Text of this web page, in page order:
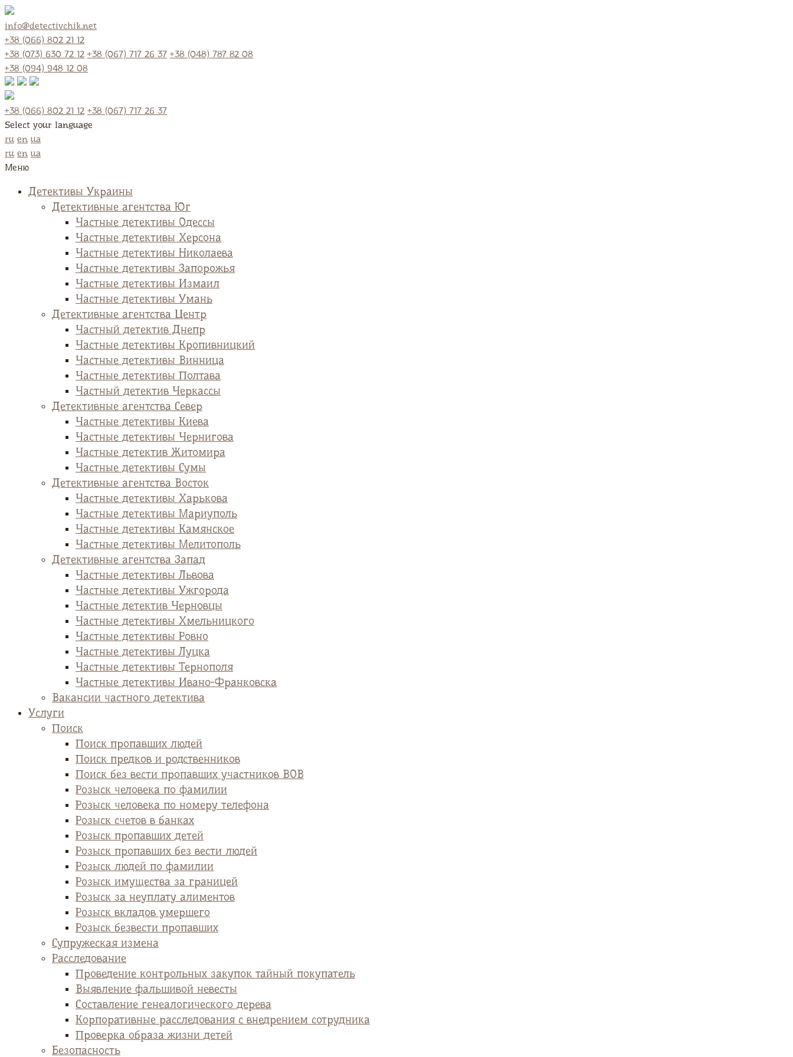
info@detectivchik.net
+38 (066) 802 21 12
+38 (073) 630 72 12 +38 (067) 717 26 37 +38 (048) 787 82 08
+38 (094) 948 12 08
+38 (066) 802 21 12 +38 (067) 717 26 37
Select your language
ru en ua
ru en ua
Меню
Детективы Украины
Детективные агентства Юг
Частные детективы Одессы
Частные детективы Херсона
Частные детективы Николаева
Частные детективы Запорожья
Частные детективы Измаил
Частные детективы Умань
Детективные агентства Центр
Частный детектив Днепр
Частные детективы Кропивницкий
Частные детективы Винница
Частные детективы Полтава
Частный детектив Черкассы
Детективные агентства Север
Частные детективы Киева
Частные детективы Чернигова
Частные детектив Житомира
Частные детективы Сумы
Детективные агентства Восток
Частные детективы Харькова
Частные детективы Мариуполь
Частные детективы Камянское
Частные детективы Мелитополь
Детективные агентства Запад
Частные детективы Львова
Частные детективы Ужгорода
Частные детектив Черновцы
Частные детективы Хмельницкого
Частные детективы Ровно
Частные детективы Луцка
Частные детективы Тернополя
Частные детективы Ивано-Франковска
Вакансии частного детектива
Услуги
Поиск
Поиск пропавших людей
Поиск предков и родственников
Поиск без вести пропавших участников ВОВ
Розыск человека по фамилии
Розыск человека по номеру телефона
Розыск счетов в банках
Розыск пропавших детей
Розыск пропавших без вести людей
Розыск людей по фамилии
Розыск имущества за границей
Розыск за неуплату алиментов
Розыск вкладов умершего
Розыск безвести пропавших
Супружеская измена
Расследование
Проведение контрольных закупок тайный покупатель
Выявление фальшивой невесты
Cоставление генеалогического дерева
Корпоративные расследования с внедрением сотрудника
Проверка образа жизни детей
Безопасность